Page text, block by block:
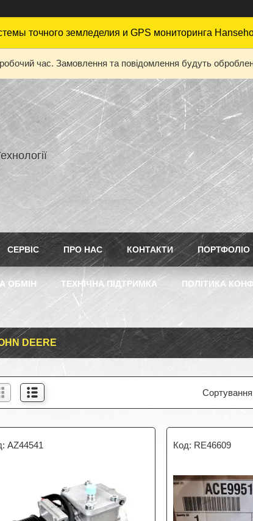
точного земледелия и GPS мониторинга
час. Замовлення та повідомлення будуть
СЕРВІС ПРО НАС КОНТАКТИ ПОРТФОЛІО
ОБМІН ТЕХНІЧНА ПІДТРИМКА ПОЛІТИКА
DEERE
AZ44541 RE46609